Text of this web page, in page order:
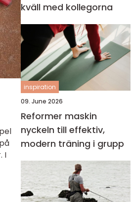
I
kväll med kollegorna
inspiration
09. June 2026
Reformer maskin
nyckeln till effektiv,
modern träning i grupp